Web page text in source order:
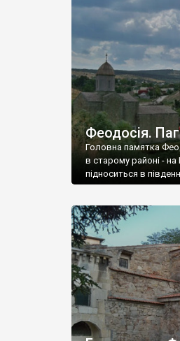
Феодосія.
Головна памятка
в старому районі - на
підноситься в